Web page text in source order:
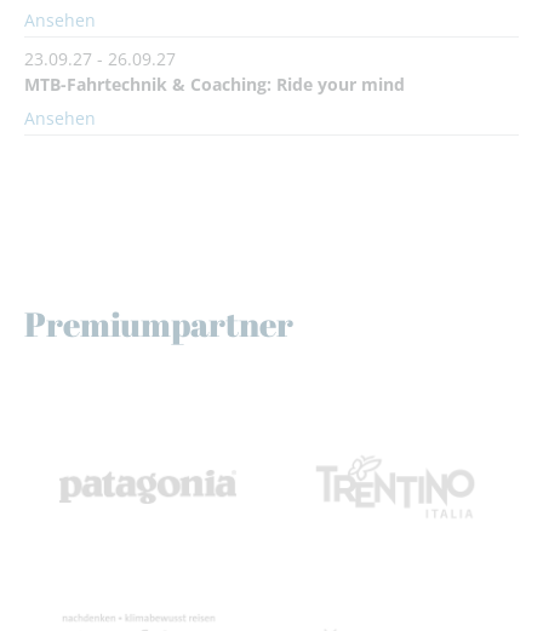
Ansehen
23.09.27 - 26.09.27
MTB-Fahrtechnik & Coaching: Ride your mind
Ansehen
Premiumpartner